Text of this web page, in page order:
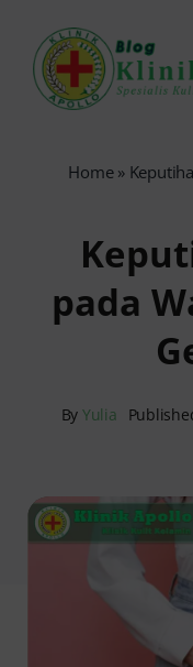
content
Reservasi Online
Home»
pada
By Yulia